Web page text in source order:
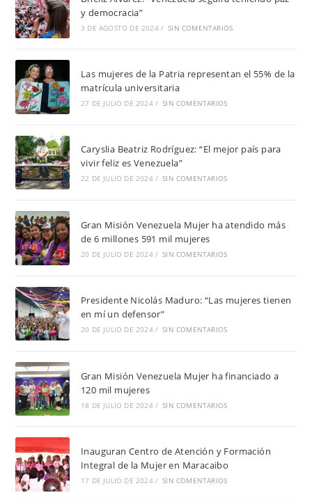
y democracia”
3 DE AGOSTO DE 2024 / SIN COMENTARIOS
Las mujeres de la Patria representan el 55% de la
matrícula universitaria
27 DE JULIO DE 2024 / SIN COMENTARIOS
Caryslia Beatriz Rodríguez: “El mejor país para
vivir feliz es Venezuela”
22 DE JULIO DE 2024 / SIN COMENTARIOS
Gran Misión Venezuela Mujer ha atendido más
de 6 millones 591 mil mujeres
20 DE JULIO DE 2024 / SIN COMENTARIOS
Presidente Nicolás Maduro: “Las mujeres tienen
en mí un defensor”
20 DE JULIO DE 2024 / SIN COMENTARIOS
Gran Misión Venezuela Mujer ha financiado a
120 mil mujeres
18 DE JULIO DE 2024 / SIN COMENTARIOS
Inauguran Centro de Atención y Formación
Integral de la Mujer en Maracaibo
17 DE JULIO DE 2024 / SIN COMENTARIOS